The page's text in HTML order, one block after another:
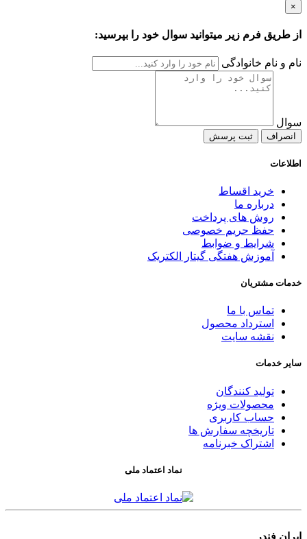
×
از طریق فرم زیر میتوانید سوال خود را بپرسید:
نام و نام خانوادگی
سوال
انصراف ثبت پرسش
اطلاعات
خرید اقساط
درباره ما
روش های پرداخت
حفظ حریم خصوصی
شرایط و ضوابط
آموزش هفتگی گیتار الکتریک
خدمات مشتریان
تماس با ما
استرداد محصول
نقشه سایت
سایر خدمات
تولید کنندگان
محصولات ویژه
حساب کاربری
تاریخچه سفارش ها
اشتراک خبرنامه
نماد اعتماد ملی
ایران فندر